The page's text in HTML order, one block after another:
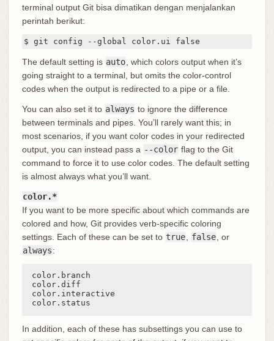
terminal output Git bisa dimatikan dengan menjalankan
perintah berikut:
$ git config --global color.ui false
The default setting is auto , which colors output when it’s
going straight to a terminal, but omits the color-control
codes when the output is redirected to a pipe or a file.
You can also set it to always to ignore the difference
between terminals and pipes. You’ll rarely want this; in
most scenarios, if you want color codes in your redirected
output, you can instead pass a --color flag to the Git
command to force it to use color codes. The default setting
is almost always what you’ll want.
color.*
If you want to be more specific about which commands are
colored and how, Git provides verb-specific coloring
settings. Each of these can be set to true false , or
always:
color.branch
color.diff
color.interactive
color.status
In addition, each of these has subsettings you can use to